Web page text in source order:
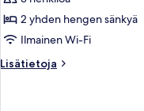
Standard
Twin
Mini
2 yhden hengen sänkyä
Ilmainen Wi-Fi
Lisätietoja
Lisätietoja